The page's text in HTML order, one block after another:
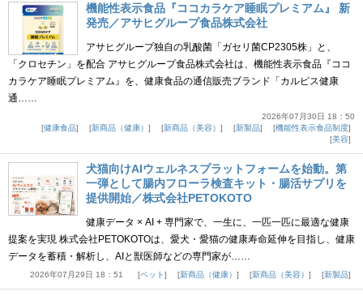
機能性表示食品『ココカラケア睡眠プレミアム』 新
発売／アサヒグループ食品株式会社
アサヒグループ独自の乳酸菌「ガセリ菌CP2305株」と、
「クロセチン」を配合 アサヒグループ食品株式会社は、機能性表示食品『ココ
カラケア睡眠プレミアム』を、健康食品の通信販売ブランド「カルピス健康
通……
2026年07月30日 18：50
健康食品
新商品（健康） 新商品（美容） 新製品
機能性表示食品制度
美容
犬猫向けAIウェルネスプラットフォームを始動。第
一弾として腸内フローラ検査キット・腸活サプリを
提供開始／株式会社PETOKOTO
健康データ × AI + 専門家で、一生に、一匹一匹に最適な健康
提案を実現 株式会社PETOKOTOは、愛犬・愛猫の健康寿命延伸を目指し、健康
データを蓄積・解析し、AIと獣医師などの専門家が……
2026年07月29日 18：51 ペット 新商品（健康） 新商品（美容） 新製品